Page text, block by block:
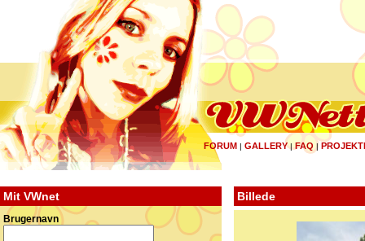
FORUM | GALLERY|FAQ |
Mit VWnet
Brugernavn
Billede